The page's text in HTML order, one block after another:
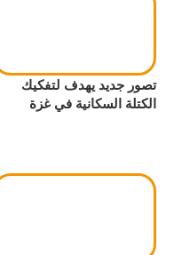
تصور جديد يهدف لتفكيك
الكتلة السكانية في غزة